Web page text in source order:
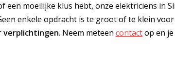
een moeilijke klus hebt, onze elektriciens in
enkele opdracht is te groot of te klein
verplichtingen. Neem meteen contactop en